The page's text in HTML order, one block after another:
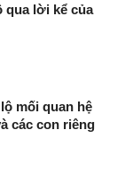
lời kể của
mối quan hệ
các con riêng